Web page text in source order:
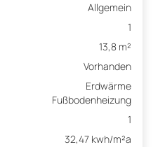
Allgemein
1
13,8 m²
Vorhanden
Erdwärme
Fußbodenheizung
1
32,47 kwh/m²a